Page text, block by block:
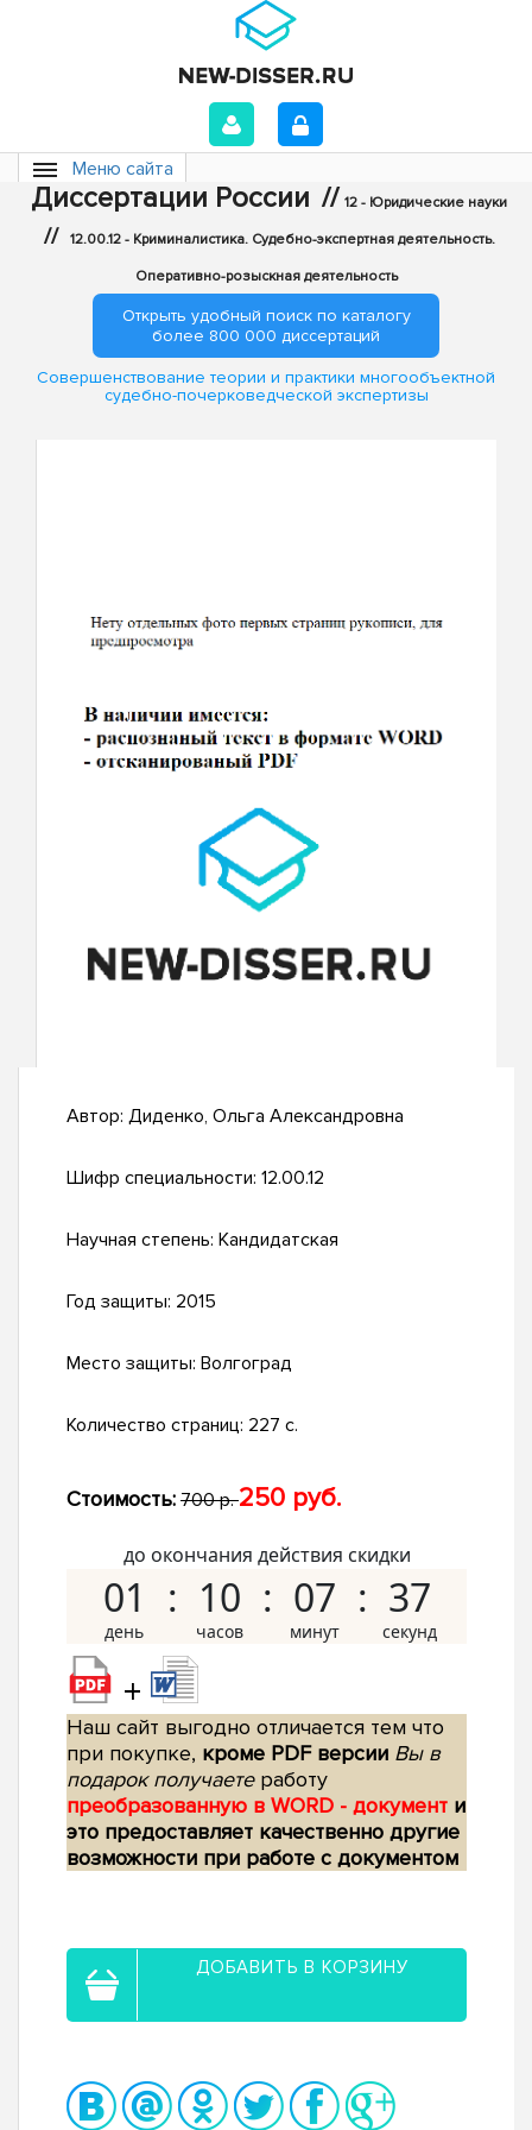
Меню сайта
Диссертации России // 12 - Юридические науки
// 12.00.12 - Криминалистика. Судебно-экспертная деятельность.
Оперативно-розыскная деятельность
Открыть удобный поиск по каталогу
более 800 000 диссертаций
Совершенствование теории и практики многообъектной
судебно-почерковедческой экспертизы
Автор: Диденко, Ольга Александровна
Шифр специальности: 12.00.12
Научная степень: Кандидатская
Год защиты: 2015
Место защиты: Волгоград
Количество страниц: 227 с.
Стоимость: 700 р.250 руб.
до окончания действия скидки
01 10 07 36
+
Наш сайт выгодно отличается тем что
при покупке, кроме PDF версии Вы в
подарок получаетеработу
преобразованную в WORD - документ и
это предоставляет качественно другие
возможности при работе с документом
ДОБАВИТЬ В КОРЗИНУ